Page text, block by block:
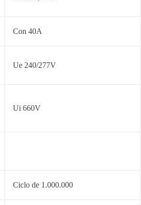
Con 40A
Ue 240/277V
Ui 660V
Ciclo de 1.000.000